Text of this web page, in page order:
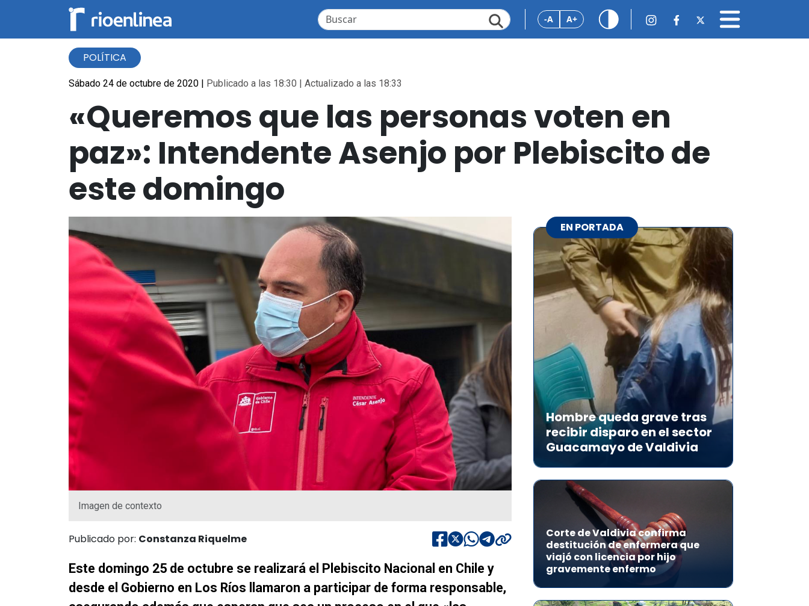
-A A+
POLÍTICA
Sábado 24 de octubre de 2020 | Publicado a las 18:30 | Actualizado a las 18:33
«Queremos que las personas voten en
paz»: Intendente Asenjo por Plebiscito de
este domingo
Imagen de contexto
Publicado por: Constanza Riquelme
Este domingo 25 de octubre se realizará el Plebiscito Nacional en Chile y
desde el Gobierno en Los Ríos llamaron a participar de forma responsable,
EN PORTADA
Hombre queda grave tras
recibir disparo en el sector
Guacamayo de Valdivia
Corte de Valdivia confirma
destitución de enfermera que
viajó con licencia por hijo
gravemente enfermo